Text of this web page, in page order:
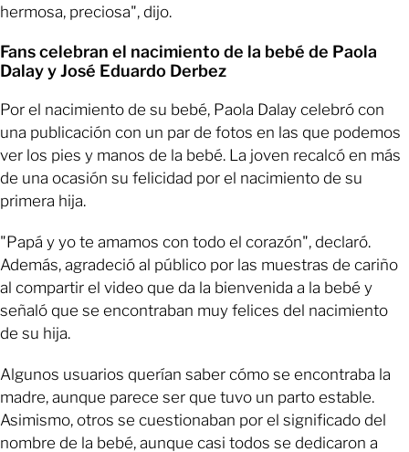
hermosa, preciosa", dijo.
Fans celebran el nacimiento de la bebé de Paola
Dalay y José Eduardo Derbez
Por el nacimiento de su bebé, Paola Dalay celebró con
una publicación con un par de fotos en las que podemos
ver los pies y manos de la bebé. La joven recalcó en más
de una ocasión su felicidad por el nacimiento de su
primera hija.
"Papá y yo te amamos con todo el corazón", declaró.
Además, agradeció al público por las muestras de cariño
al compartir el video que da la bienvenida a la bebé y
señaló que se encontraban muy felices del nacimiento
de su hija.
Algunos usuarios querían saber cómo se encontraba la
madre, aunque parece ser que tuvo un parto estable.
Asimismo, otros se cuestionaban por el significado del
nombre de la bebé, aunque casi todos se dedicaron a